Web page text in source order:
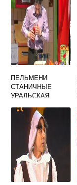
ПЕЛЬМЕНИ
СТАНИЧНЫЕ
УРАЛЬСКАЯ